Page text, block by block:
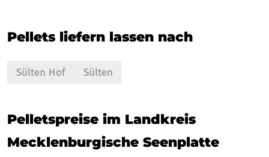
Pellets liefern lassen nach
Sülten Hof Sülten
Pelletspreise im Landkreis
Mecklenburgische Seenplatte